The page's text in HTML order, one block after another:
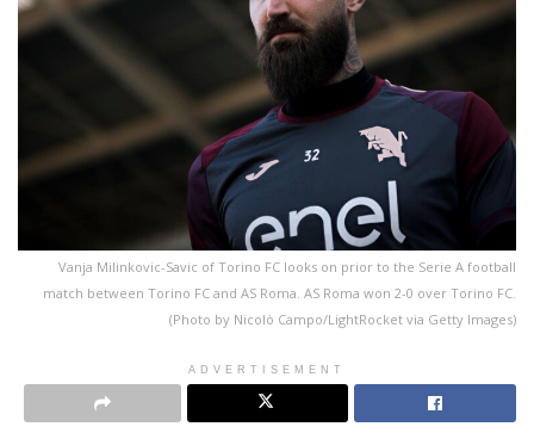
Vanja Milinkovic-Savic of Torino FC looks on prior to the Serie A football
match between Torino FC and AS Roma. AS Roma won 2-0 over Torino FC.
(Photo by Nicolò Campo/LightRocket via Getty Images)
ADVERTISEMENT